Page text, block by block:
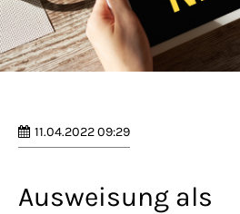
Anmelden
Lorem ipsum dolor sit amet:
11.04.2022 09:29
Ausweisung als